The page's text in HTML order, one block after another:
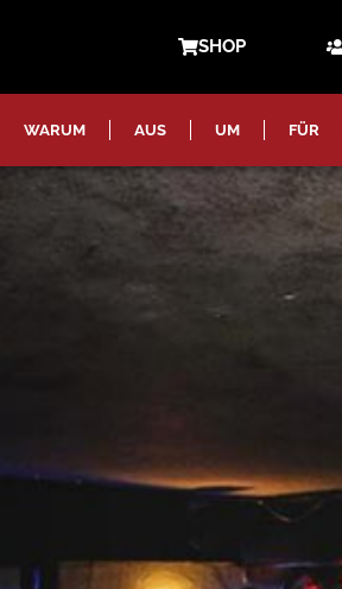
SHOP
WARUM AUS UM FÜR